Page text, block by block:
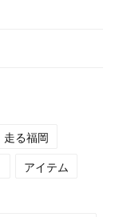
走る福岡
アイテム